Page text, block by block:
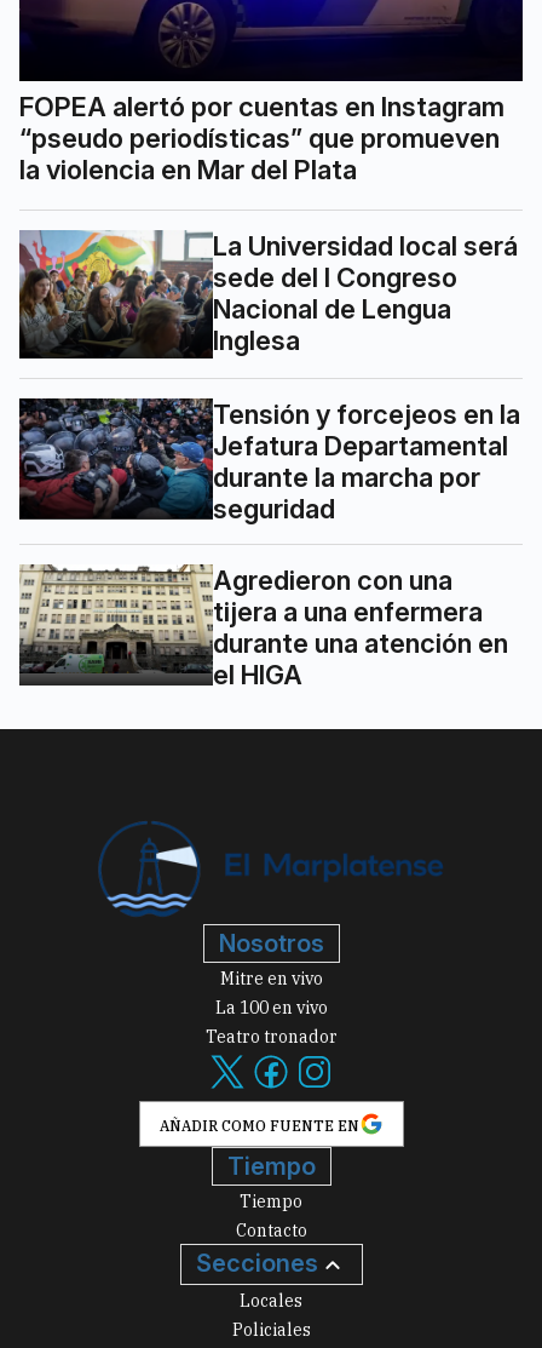
FOPEA alertó por cuentas en Instagram
“pseudo periodísticas” que promueven
la violencia en Mar del Plata
La Universidad local será
sede del I Congreso
Nacional de Lengua
Inglesa
Tensión y forcejeos en la
Jefatura Departamental
durante la marcha por
seguridad
Agredieron con una
tijera a una enfermera
durante una atención en
el HIGA
Nosotros
Mitre en vivo
La 100 en vivo
Teatro tronador
AÑADIR COMO FUENTE EN
Tiempo
Tiempo
Contacto
Secciones
Locales
Policiales